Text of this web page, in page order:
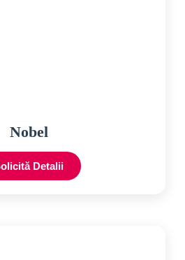
Nobel
Detalii